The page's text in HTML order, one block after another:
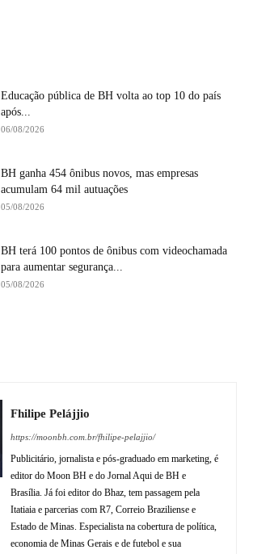
Educação pública de BH volta ao top 10 do país
após...
06/08/2026
BH ganha 454 ônibus novos, mas empresas
acumulam 64 mil autuações
05/08/2026
BH terá 100 pontos de ônibus com videochamada
para aumentar segurança...
05/08/2026
Fhilipe Pelájjio
https://moonbh.com.br/fhilipe-pelajjio/
Publicitário, jornalista e pós-graduado em marketing, é
editor do Moon BH e do Jornal Aqui de BH e
Brasília. Já foi editor do Bhaz, tem passagem pela
Itatiaia e parcerias com R7, Correio Braziliense e
Estado de Minas. Especialista na cobertura de política,
economia de Minas Gerais e de futebol e sua